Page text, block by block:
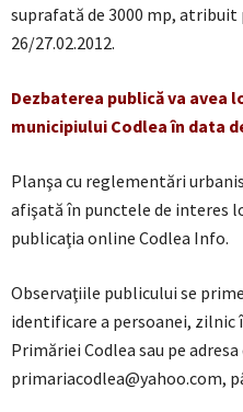
suprafată de 3000 mp,
26/27.02.2012.
Dezbaterea publică va avea
municipiului Codlea în data
Planşa cu reglementări
afişată în punctele de interes
publicaţia online Codlea Info.
Observaţiile publicului se
identificare a persoanei, zilnic
Primăriei Codlea sau pe
primariacodlea@yahoo.com,